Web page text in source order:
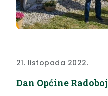
21. listopada 2022.
Dan Općine Radoboj